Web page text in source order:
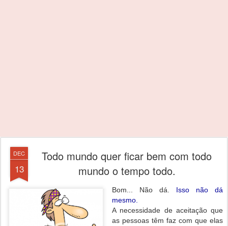
DEC
13
Todo mundo quer ficar bem com todo
mundo o tempo todo.
Bom... Não dá. Isso não dá
mesmo.
A necessidade de aceitação que
as pessoas têm faz com que elas